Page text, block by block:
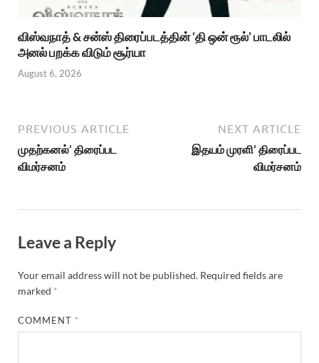
விஸ்வநாத் & சன்ஸ் திரைப்படத்தின் ‘தி ஒன் ரூல்’ பாடலில்
அனல் பறக்க விடும் சூர்யா
August 6, 2026
PREVIOUS ARTICLE
முதற்கனல்’ திரைப்பட
விமர்சனம்
NEXT ARTICLE
இதயம் முரளி’ திரைப்பட
விமர்சனம்
Leave a Reply
Your email address will not be published. Required fields are
marked *
COMMENT *